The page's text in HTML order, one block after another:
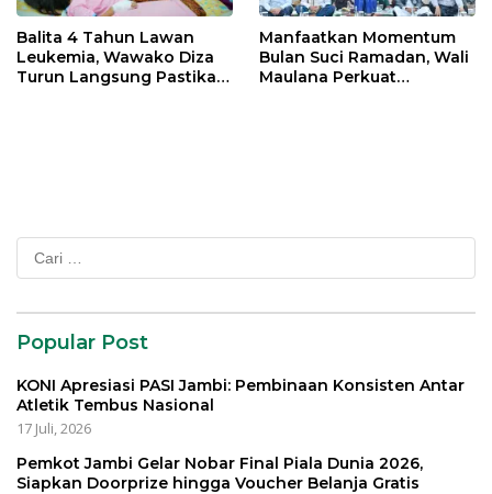
Balita 4 Tahun Lawan
Leukemia, Wawako Diza
Turun Langsung Pastikan
Manfaatkan Momentum
Bulan Suci Ramadan, Wali
Maulana Perkuat
Popular Post
KONI Apresiasi PASI Jambi: Pembinaan Konsisten Antar
Atletik Tembus Nasional
17 Juli, 2026
Pemkot Jambi Gelar Nobar Final Piala Dunia 2026,
Siapkan Doorprize hingga Voucher Belanja Gratis